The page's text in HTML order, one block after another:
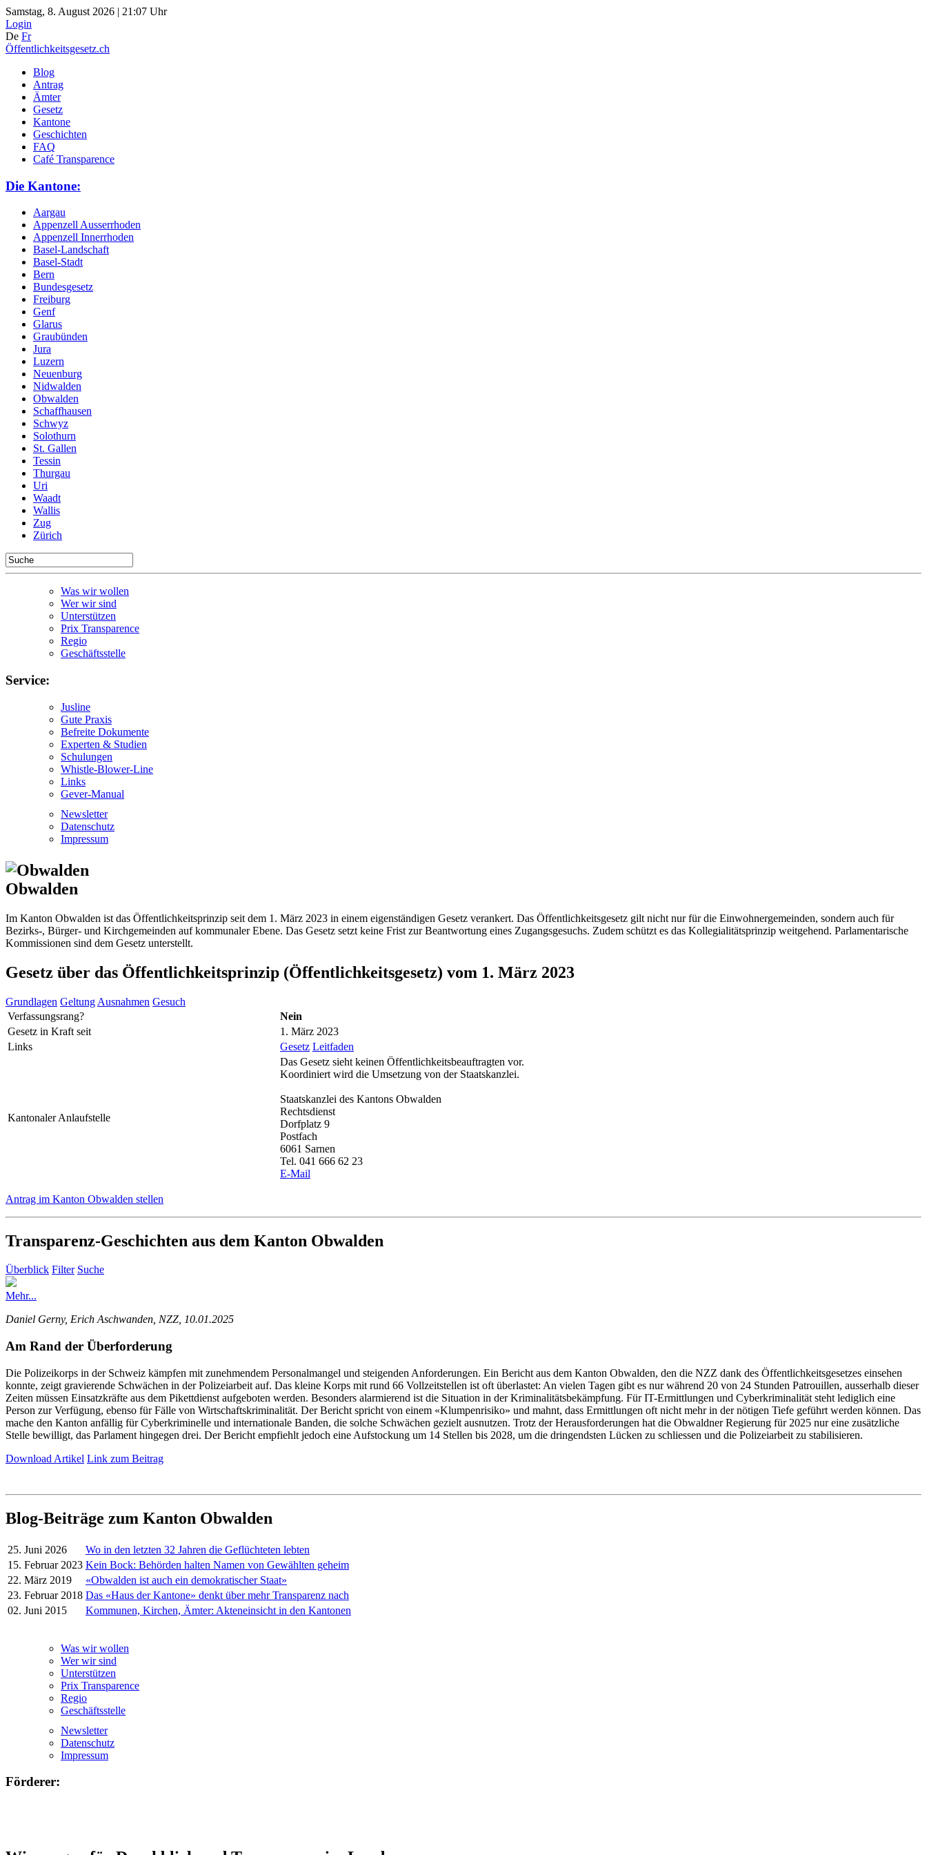
Samstag, 8. August 2026 | 21:07 Uhr
Login
De Fr
Öffentlichkeitsgesetz.ch
Blog
Antrag
Ämter
Gesetz
Kantone
Geschichten
FAQ
Café Transparence
Die Kantone:
Aargau
Appenzell Ausserrhoden
Appenzell Innerrhoden
Basel-Landschaft
Basel-Stadt
Bern
Bundesgesetz
Freiburg
Genf
Glarus
Graubünden
Jura
Luzern
Neuenburg
Nidwalden
Obwalden
Schaffhausen
Schwyz
Solothurn
St. Gallen
Tessin
Thurgau
Uri
Waadt
Wallis
Zug
Zürich
Was wir wollen
Wer wir sind
Unterstützen
Prix Transparence
Regio
Geschäftsstelle
Service:
Jusline
Gute Praxis
Befreite Dokumente
Experten & Studien
Schulungen
Whistle-Blower-Line
Links
Gever-Manual
Newsletter
Datenschutz
Impressum
Obwalden
Im Kanton Obwalden ist das Öffentlichkeitsprinzip seit dem 1. März 2023 in einem eigenständigen Gesetz verankert. Das Öffentlichkeitsgesetz gilt nicht nur für die Einwohnergemeinden, sondern auch für
Bezirks-, Bürger- und Kirchgemeinden auf kommunaler Ebene. Das Gesetz setzt keine Frist zur Beantwortung eines Zugangsgesuchs. Zudem schützt es das Kollegialitätsprinzip weitgehend. Parlamentarische
Kommissionen sind dem Gesetz unterstellt.
Gesetz über das Öffentlichkeitsprinzip (Öffentlichkeitsgesetz) vom 1. März 2023
Grundlagen Geltung Ausnahmen Gesuch
Verfassungsrang?
Nein
Gesetz in Kraft seit
1. März 2023
Links
Gesetz Leitfaden
Kantonaler Anlaufstelle
Das Gesetz sieht keinen Öffentlichkeitsbeauftragten vor.
Koordiniert wird die Umsetzung von der Staatskanzlei.
Staatskanzlei des Kantons Obwalden
Rechtsdienst
Dorfplatz 9
Postfach
6061 Sarnen
Tel. 041 666 62 23
E-Mail
Antrag im Kanton Obwalden stellen
Transparenz-Geschichten aus dem Kanton Obwalden
Überblick Filter Suche
Mehr...
Daniel Gerny, Erich Aschwanden, NZZ, 10.01.2025
Am Rand der Überforderung
Die Polizeikorps in der Schweiz kämpfen mit zunehmendem Personalmangel und steigenden Anforderungen. Ein Bericht aus dem Kanton Obwalden, den die NZZ dank des Öffentlichkeitsgesetzes einsehen
konnte, zeigt gravierende Schwächen in der Polizeiarbeit auf. Das kleine Korps mit rund 66 Vollzeitstellen ist oft überlastet: An vielen Tagen gibt es nur während 20 von 24 Stunden Patrouillen, ausserhalb dieser
Zeiten müssen Einsatzkräfte aus dem Pikettdienst aufgeboten werden. Besonders alarmierend ist die Situation in der Kriminalitätsbekämpfung. Für IT-Ermittlungen und Cyberkriminalität steht lediglich eine
Person zur Verfügung, ebenso für Fälle von Wirtschaftskriminalität. Der Bericht spricht von einem «Klumpenrisiko» und mahnt, dass Ermittlungen oft nicht mehr in der nötigen Tiefe geführt werden können. Das
mache den Kanton anfällig für Cyberkriminelle und internationale Banden, die solche Schwächen gezielt ausnutzen. Trotz der Herausforderungen hat die Obwaldner Regierung für 2025 nur eine zusätzliche
Stelle bewilligt, das Parlament hingegen drei. Der Bericht empfiehlt jedoch eine Aufstockung um 14 Stellen bis 2028, um die dringendsten Lücken zu schliessen und die Polizeiarbeit zu stabilisieren.
Download Artikel Link zum Beitrag
Blog-Beiträge zum Kanton Obwalden
25. Juni 2026
Wo in den letzten 32 Jahren die Geflüchteten lebten
15. Februar 2023 Kein Bock: Behörden halten Namen von Gewählten geheim
22. März 2019
«Obwalden ist auch ein demokratischer Staat»
23. Februar 2018 Das «Haus der Kantone» denkt über mehr Transparenz nach
02. Juni 2015
Kommunen, Kirchen, Ämter: Akteneinsicht in den Kantonen
Was wir wollen
Wer wir sind
Unterstützen
Prix Transparence
Regio
Geschäftsstelle
Newsletter
Datenschutz
Impressum
Förderer: